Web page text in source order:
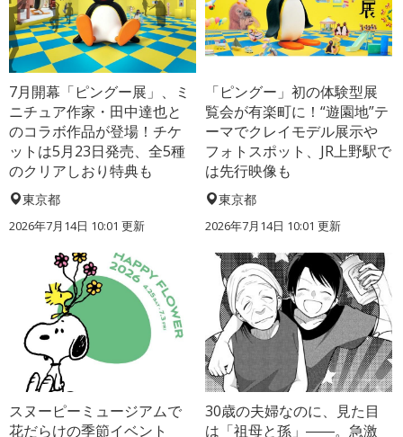
7月開幕「ピングー展」、ミ
ニチュア作家・田中達也と
のコラボ作品が登場！チケ
ットは5月23日発売、全5種
のクリアしおり特典も
東京都
2026年7月14日 10:01 更新
「ピングー」初の体験型展
覧会が有楽町に！“遊園地”テ
ーマでクレイモデル展示や
フォトスポット、JR上野駅で
は先行映像も
東京都
2026年7月14日 10:01 更新
スヌーピーミュージアムで
花だらけの季節イベント
30歳の夫婦なのに、見た目
は「祖母と孫」――。急激